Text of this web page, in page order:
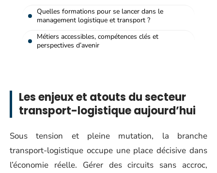
Quelles formations pour se lancer dans le
management logistique et transport ?
Métiers accessibles, compétences clés et
perspectives d’avenir
Les enjeux et atouts du secteur
transport-logistique aujourd’hui
Sous tension et pleine mutation, la branche
transport-logistique occupe une place décisive dans
l’économie réelle. Gérer des circuits sans accroc,